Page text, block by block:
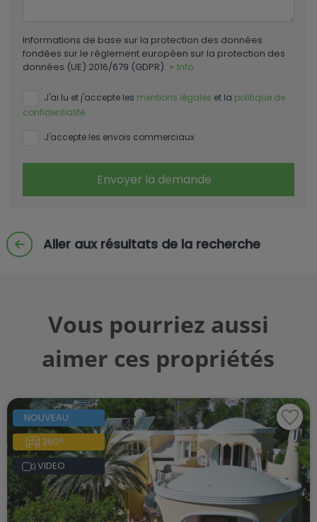
Informations de base sur la protection des données
fondées sur le règlement européen sur la protection des
données (UE) 2016/679 (GDPR). + Info
J'ai lu et j'accepte les mentions légales et la politique de
confidentialité
J'accepte les envois commerciaux
Envoyer la demande
Aller aux résultats de la recherche
Vous pourriez aussi
aimer ces propriétés
NOUVEAU
360°
VIDEO